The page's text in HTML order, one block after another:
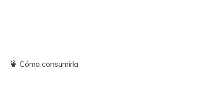
🍵 Cómo consumirla